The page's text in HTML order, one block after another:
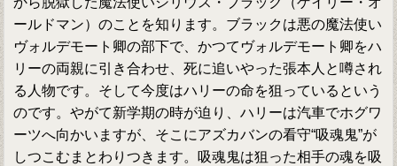
ールドマン）のことを知ります。ブラックは悪の魔法使い
ヴォルデモート卿の部下で、かつてヴォルデモート卿をハ
リーの両親に引き合わせ、死に追いやった張本人と噂され
る人物です。そして今度はハリーの命を狙っているという
のです。やがて新学期の時が迫り、ハリーは汽車でホグワ
ーツへ向かいますが、そこにアズカバンの看守“吸魂鬼”が
しつこむまとわりつきます。吸魂鬼は狙った相手の魂を吸